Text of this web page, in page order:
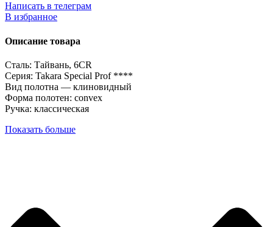
Написать в телеграм
В избранное
Описание товара
Сталь: Тайвань, 6CR
Серия: Takara Special Prof ****
Вид полотна — клиновидный
Форма полотен: convex
Ручка: классическая
Показать больше